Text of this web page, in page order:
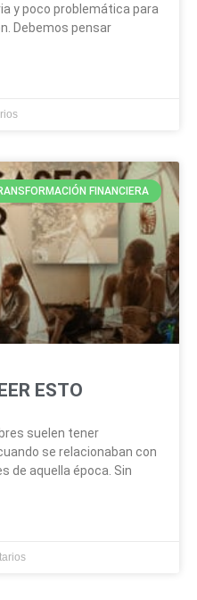
y poco problemática para
Debemos pensar
FINANCIERA
ESTO
suelen tener
se relacionaban con
de aquella época. Sin